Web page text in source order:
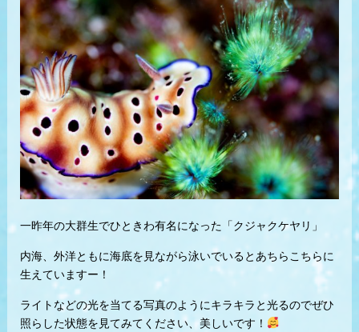
一昨年の大群生でひときわ有名になった「クジャクケヤリ」
内海、外洋ともに海底を見ながら泳いでいるとあちらこちらに
生えていますー！
ライトなどの光を当てる写真のようにキラキラと光るのでぜひ
照らした状態を見てみてください、美しいです！